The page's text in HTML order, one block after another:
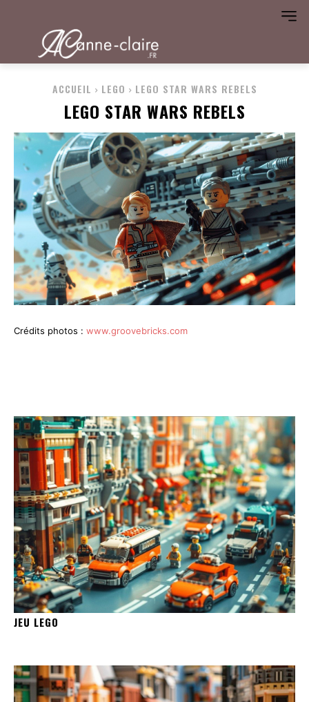
ACCUEIL LEGO LEGO STAR WARS REBELS
LEGO STAR WARS REBELS
Crédits photos : www.groovebricks.com
JEU LEGO